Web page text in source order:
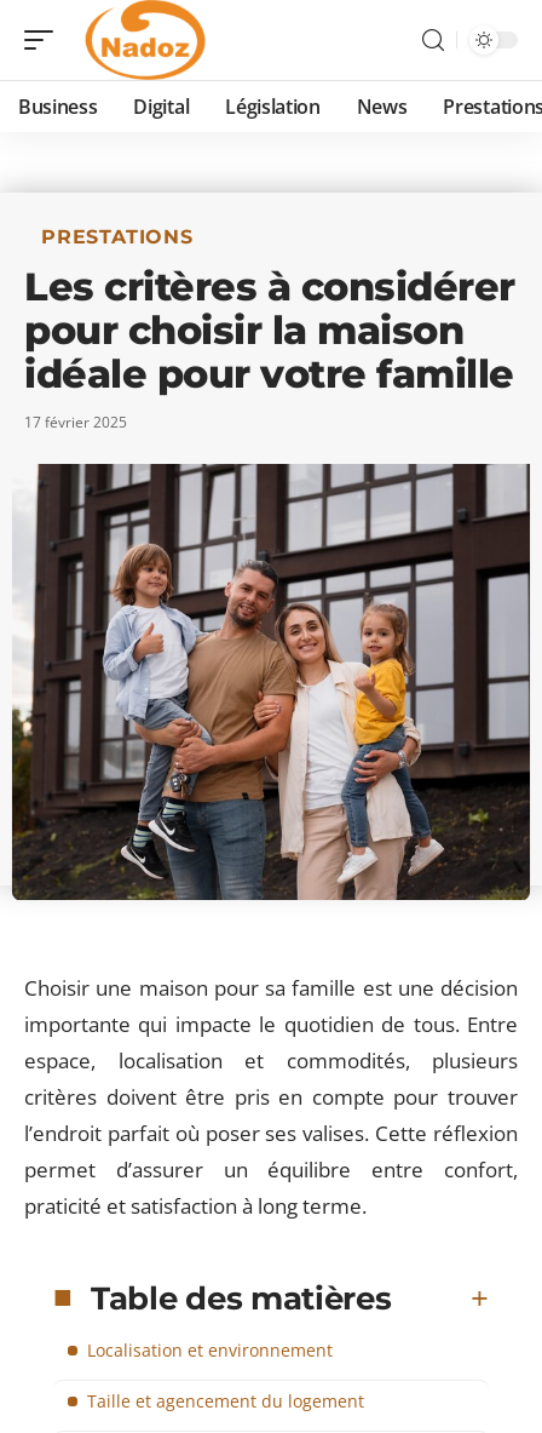
Business Digital Législation News
PRESTATIONS
Les critères à considérer
pour choisir la maison
idéale pour votre famille
17 février 2025
Choisir une maison pour sa famille est une décision
importante qui impacte le quotidien de tous. Entre
espace, localisation et commodités, plusieurs
critères doivent être pris en compte pour trouver
l’endroit parfait où poser ses valises. Cette réflexion
permet d’assurer un équilibre entre confort,
praticité et satisfaction à long terme.
Table des matières
Localisation et environnement
Taille et agencement du logement